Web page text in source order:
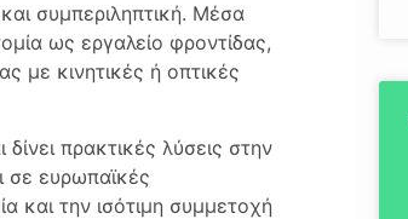
συμπεριληπτική. Μέσα
ως εργαλείο φροντίδας,
με κινητικές ή οπτικές
πρακτικές λύσεις στην
σε ευρωπαϊκές
και την ισότιμη συμμετοχή